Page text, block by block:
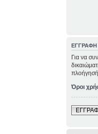
ΕΓΓΡΑΦΗ
Για να
Όροι